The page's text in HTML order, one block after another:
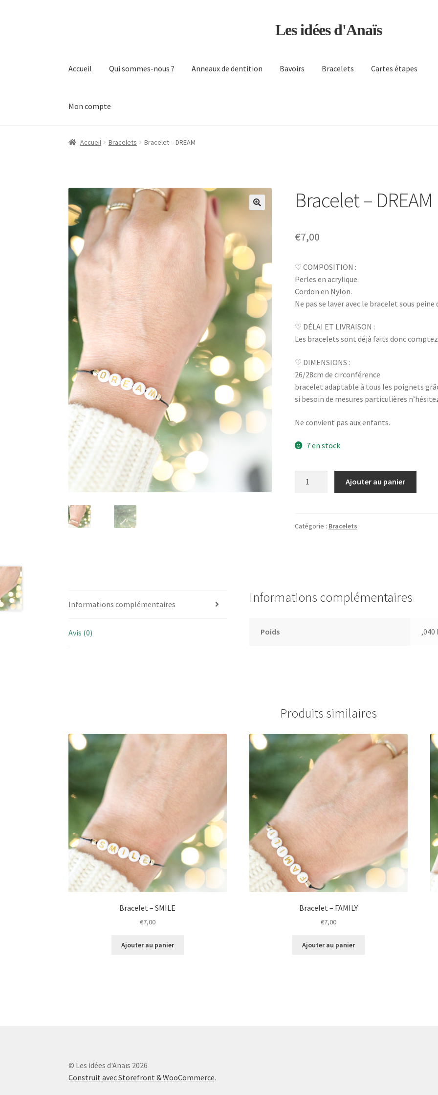
Les idées d'Anaïs
Accueil Qui sommes-nous ? Anneaux de dentition Bavoirs Bracelets Cartes étapes
Mon compte
Accueil Boutique CGV Mon comptePanier
Accueil Bracelets Bracelet – DREAM
Bracelet – DREAM
€7,00
♡ COMPOSITION :
Perles en acrylique.
Cordon en Nylon.
Ne pas se laver avec le bracelet sous
♡ DÉLAI ET LIVRAISON :
Les bracelets sont déjà faits donc comptez
♡ DIMENSIONS :
26/28cm de circonférence
bracelet adaptable à tous les poignets
si besoin de mesures particulières
Ne convient pas aux enfants.
7 en stock
DREAM
Ajouter au panier
Catégorie : Bracelets
Informations complémentaires
Avis (0)
Informations complémentaires
Poids ,040
Produits similaires
Bracelet – SMILE
€7,00
Ajouter au panier
Bracelet – FAMILY
€7,00
Ajouter au panier
© Les idées d'Anaïs 2026
Construit avec Storefront & WooCommerce.